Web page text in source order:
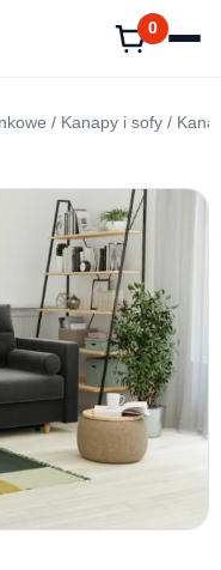
0
/ Kanapy i sofy /